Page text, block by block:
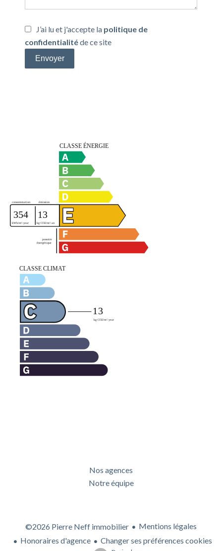
J’ai lu et j'accepte la politique de
confidentialitéde ce site
Envoyer
Nos agences
Notre équipe
©2026 Pierre Neff immobilier
Mentions légales
Honoraires d'agence
Changer ses préférences cookies